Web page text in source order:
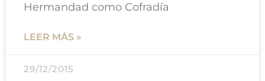
Hermandad como Cofradía
LEER MÁS »
29/12/2015